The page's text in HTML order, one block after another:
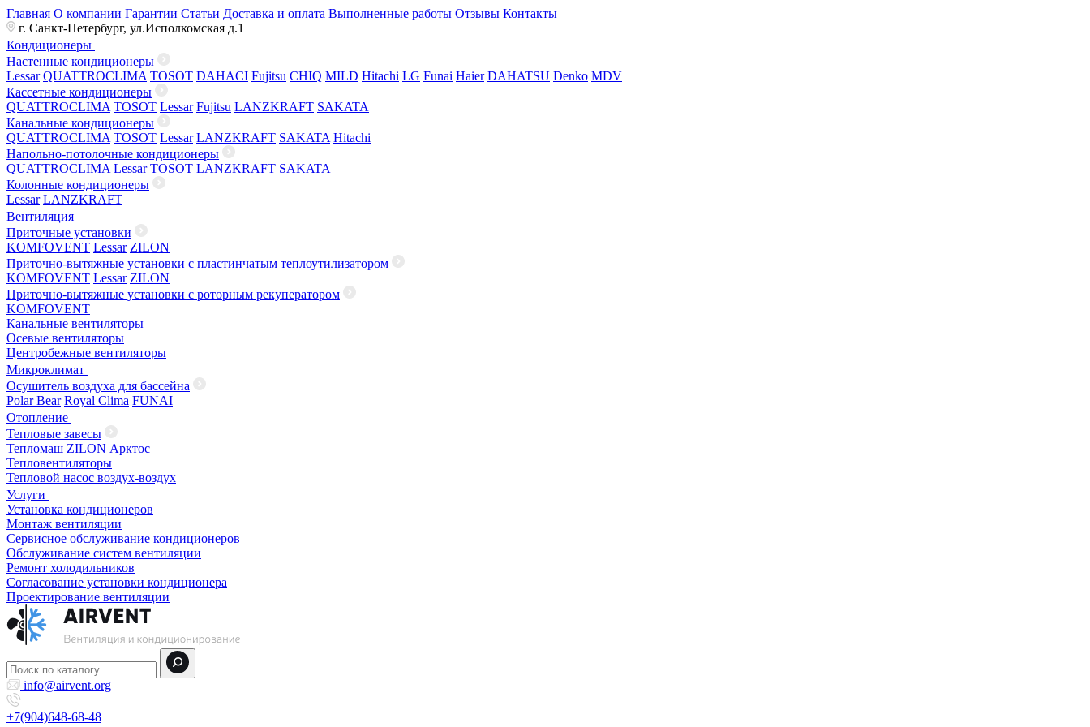
Главная О компании Гарантии Статьи Доставка и оплата Выполненные работы Отзывы Контакты
г. Санкт-Петербург, ул.Исполкомская д.1
Кондиционеры
Настенные кондиционеры
Lessar QUATTROCLIMA TOSOT DAHACI Fujitsu CHIQ MILD Hitachi LG Funai Haier DAHATSU Denko MDV
Кассетные кондиционеры
QUATTROCLIMA TOSOT Lessar Fujitsu LANZKRAFT SAKATA
Канальные кондиционеры
QUATTROCLIMA TOSOT Lessar LANZKRAFT SAKATA Hitachi
Напольно-потолочные кондиционеры
QUATTROCLIMA Lessar TOSOT LANZKRAFT SAKATA
Колонные кондиционеры
Lessar LANZKRAFT
Вентиляция
Приточные установки
KOMFOVENT Lessar ZILON
Приточно-вытяжные установки с пластинчатым теплоутилизатором
KOMFOVENT Lessar ZILON
Приточно-вытяжные установки с роторным рекуператором
KOMFOVENT
Канальные вентиляторы
Осевые вентиляторы
Центробежные вентиляторы
Микроклимат
Осушитель воздуха для бассейна
Polar Bear Royal Clima FUNAI
Отопление
Тепловые завесы
Тепломаш ZILON Арктос
Тепловентиляторы
Тепловой насос воздух-воздух
Услуги
Установка кондиционеров
Монтаж вентиляции
Сервисное обслуживание кондиционеров
Обслуживание систем вентиляции
Ремонт холодильников
Согласование установки кондиционера
Проектирование вентиляции
info@airvent.org
+7(904)648-68-48